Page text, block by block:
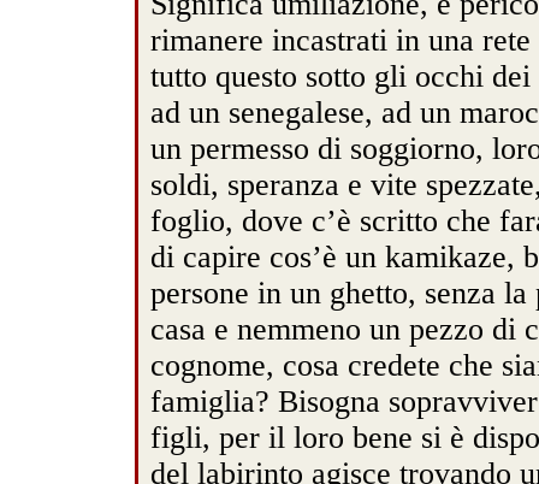
rimanere incastrati in una
tutto questo sotto gli occhi
ad un senegalese, ad un
un permesso di soggiorno,
soldi, speranza e vite
foglio, dove c’è scritto che
di capire cos’è un kamikaze,
persone in un ghetto, senza
casa e nemmeno un pezzo di
cognome, cosa credete che
famiglia? Bisogna
figli, per il loro bene si è
del labirinto agisce trovando